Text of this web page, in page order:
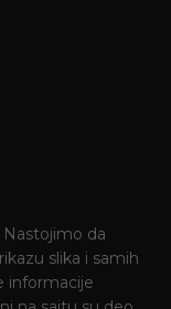
da
slika i samih
informacije